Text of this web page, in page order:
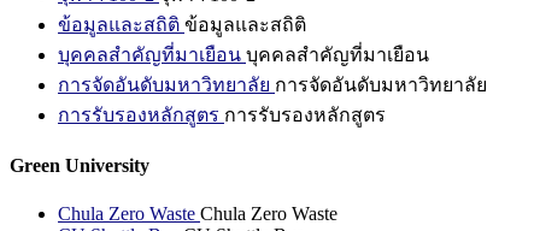
ข้อมูลและสถิติ ข้อมูลและสถิติ
บุคคลสำคัญที่มาเยือน บุคคลสำคัญที่มาเยือน
การจัดอันดับมหาวิทยาลัย การจัดอันดับมหาวิทยาลัย
การรับรองหลักสูตร การรับรองหลักสูตร
Green University
Chula Zero Waste Chula Zero Waste